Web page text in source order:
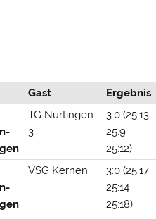
Gast
Ergebnis
TG Nürtingen
3
3:0 (25:13
25:9
25:12)
VSG Kernen
3:0 (25:17
25:14
25:18)